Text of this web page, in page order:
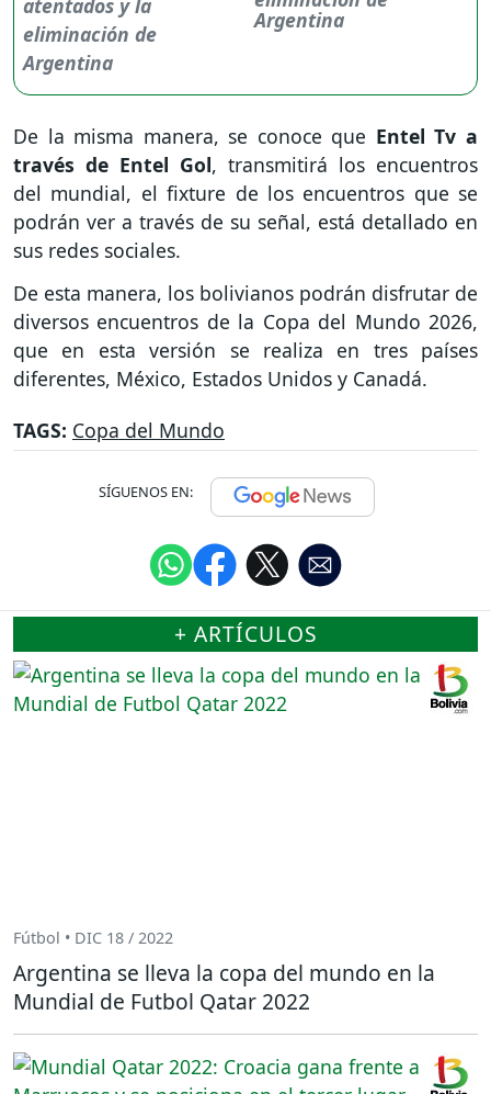
Argentina
De la misma manera, se conoce que Entel Tv a
través de Entel Gol, transmitirá los encuentros
del mundial, el fixture de los encuentros que se
podrán ver a través de su señal, está detallado en
sus redes sociales.
De esta manera, los bolivianos podrán disfrutar de
diversos encuentros de la Copa del Mundo 2026,
que en esta versión se realiza en tres países
diferentes, México, Estados Unidos y Canadá.
TAGS: Copa del Mundo
SÍGUENOS EN:
+ ARTÍCULOS
Fútbol • DIC 18 / 2022
Argentina se lleva la copa del mundo en la
Mundial de Futbol Qatar 2022